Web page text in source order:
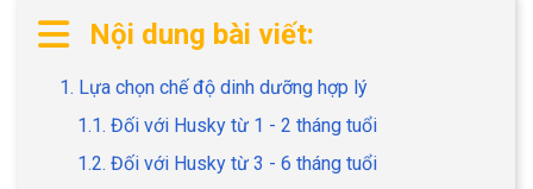
Nội dung bài viết:
1. Lựa chọn chế độ dinh dưỡng hợp lý
1.1. Đối với Husky từ 1 - 2 tháng tuổi
1.2. Đối với Husky từ 3 - 6 tháng tuổi